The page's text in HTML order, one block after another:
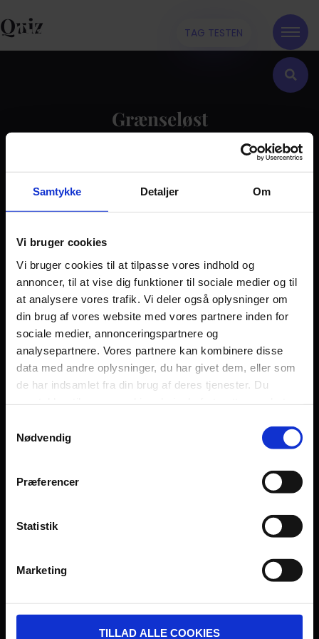
Samtykke Detaljer Om
Vi bruger cookies
Vi bruger cookies til at tilpasse vores indhold og
annoncer, til at vise dig funktioner til sociale medier og til
at analysere vores trafik. Vi deler også oplysninger om
din brug af vores website med vores partnere inden for
sociale medier, annonceringspartnere og
analysepartnere. Vores partnere kan kombinere disse
data med andre oplysninger, du har givet dem, eller som
de har indsamlet fra din brug af deres tjenester. Du
Nødvendig
Præferencer
Statistik
Marketing
TILLAD ALLE COOKIES
TAG TESTEN
Quiz
Grænseløst
Kontakt
Dilemma
Stories & Viden
Pårørende
Find støtte
Om os
Persondatapolitik
Fagområde